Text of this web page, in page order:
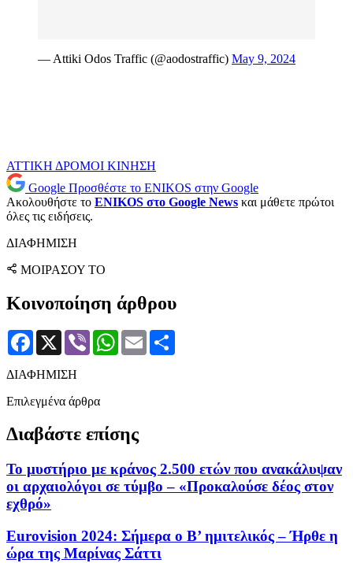
— Attiki Odos Traffic (@aodostraffic) May 9, 2024
ΑΤΤΙΚΗ ΔΡΟΜΟΙ ΚΙΝΗΣΗ
Google Προσθέστε το ENIKOS στην Google
Ακολουθήστε το ENIKOS στο Google News και μάθετε πρώτοι
όλες τις ειδήσεις.
ΔΙΑΦΗΜΙΣΗ
ΜΟΙΡΑΣΟΥ ΤΟ
Κοινοποίηση άρθρου
Facebook
X Viber WhatsApp
Email
ΔΙΑΦΗΜΙΣΗ
Επιλεγμένα άρθρα
Διαβάστε επίσης
Το μυστήριο με κράνος 2.500 ετών που ανακάλυψαν
οι αρχαιολόγοι σε τύμβο – «Προκαλούσε δέος στον
εχθρό»
Eurovision 2024: Σήμερα ο Β’ ημιτελικός – Ήρθε η
ώρα της Μαρίνας Σάττι